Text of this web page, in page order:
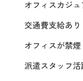
オフィスカジュ
交通費支給あり
オフィスが禁煙
派遣スタッフ活